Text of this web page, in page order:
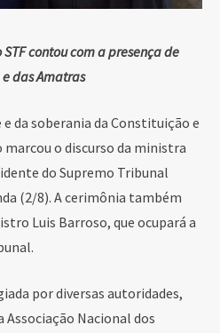
contou com a presença de
das Amatras
da soberania da Constituição e
o discurso da ministra
do Supremo Tribunal
(2/8). A cerimônia também
Luis Barroso, que ocupará a
por diversas autoridades,
Nacional dos